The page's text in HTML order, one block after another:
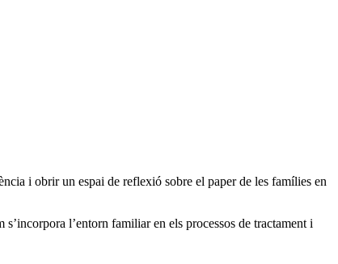
i obrir un espai de reflexió sobre el paper de les famílies en
l’entorn familiar en els processos de tractament i